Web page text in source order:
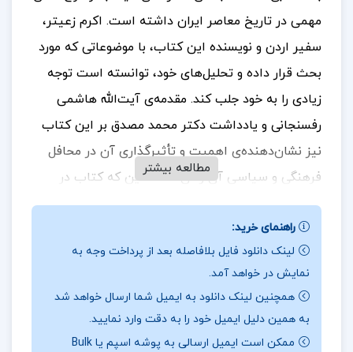
مهمی در تاریخ معاصر ایران داشته است. اکرم زعیتر،
سفیر اردن و نویسنده این کتاب، با موضوعاتی که مورد
بحث قرار داده و تحلیل‌های خود، توانسته است توجه
زیادی را به خود جلب کند. مقدمه‌ی آیت‌الله هاشمی
رفسنجانی و یادداشت دکتر محمد مصدق بر این کتاب
نیز نشان‌دهنده‌ی اهمیت و تأثیرگذاری آن در محافل
فرهنگی و سیاسی آن زمان است. این که کتاب در
مدت کوتاهی توانست جایگاه ویژه‌ای پیدا کند،
نشان‌دهنده‌ی محتوای غنی و بینش نویسنده است. برای
خرید و دانلود کتاب های بیشتر همراهتک پروژه
درباره و خلاصه کتاب سرگذشت فلسطین اکرم زعیتر
به نظر می‌رسد که آیت‌الله هاشمی رفسنجانی با آگاهی
مطالعه بیشتر
راهنمای خرید:
لینک دانلود فایل بلافاصله بعد از پرداخت وجه به
نمایش در خواهد آمد.
همچنین لینک دانلود به ایمیل شما ارسال خواهد شد
به همین دلیل ایمیل خود را به دقت وارد نمایید.
ممکن است ایمیل ارسالی به پوشه اسپم یا Bulk